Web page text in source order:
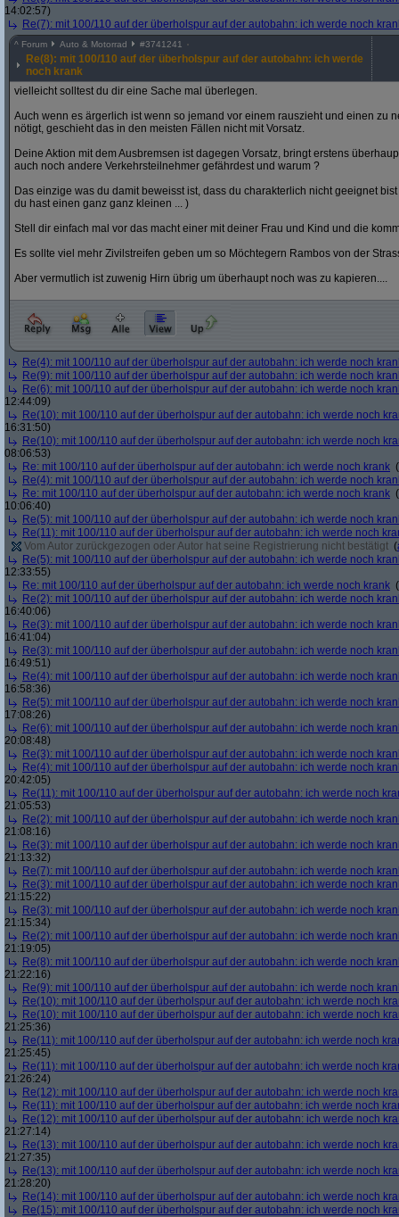
14:02:57)
Re(7): mit 100/110 auf der überholspur auf der autobahn: ich werde noch
^ Forum Auto & Motorrad #3741241
Re(8): mit 100/110 auf der überholspur auf der autobahn: ich werde
noch krank
vielleicht solltest du dir eine Sache mal überlegen.
Auch wenn es ärgerlich ist wenn so jemand vor einem rauszieht und einen zu
nötigt, geschieht das in den meisten Fällen nicht mit Vorsatz.
Deine Aktion mit dem Ausbremsen ist dagegen Vorsatz, bringt erstens
auch noch andere Verkehrsteilnehmer gefährdest und warum ?
Das einzige was du damit beweisst ist, dass du charakterlich nicht geeignet
du hast einen ganz ganz kleinen ... )
Stell dir einfach mal vor das macht einer mit deiner Frau und Kind und die
Es sollte viel mehr Zivilstreifen geben um so Möchtegern Rambos von der
Aber vermutlich ist zuwenig Hirn übrig um überhaupt noch was zu kapieren....
Re(4): mit 100/110 auf der überholspur auf der autobahn: ich werde noch
Re(9): mit 100/110 auf der überholspur auf der autobahn: ich werde noch
Re(6): mit 100/110 auf der überholspur auf der autobahn: ich werde noch
12:44:09)
Re(10): mit 100/110 auf der überholspur auf der autobahn: ich werde noch
16:31:50)
Re(10): mit 100/110 auf der überholspur auf der autobahn: ich werde noch
08:06:53)
Re: mit 100/110 auf der überholspur auf der autobahn: ich werde noch krank (
Re(4): mit 100/110 auf der überholspur auf der autobahn: ich werde noch
Re: mit 100/110 auf der überholspur auf der autobahn: ich werde noch krank (
10:06:40)
Re(5): mit 100/110 auf der überholspur auf der autobahn: ich werde noch
Re(11): mit 100/110 auf der überholspur auf der autobahn: ich werde noch
Vom Autor zurückgezogen oder Autor hat seine Registrierung nicht bestätigt (
Re(5): mit 100/110 auf der überholspur auf der autobahn: ich werde noch
12:33:55)
Re: mit 100/110 auf der überholspur auf der autobahn: ich werde noch krank (
Re(2): mit 100/110 auf der überholspur auf der autobahn: ich werde noch
16:40:06)
Re(3): mit 100/110 auf der überholspur auf der autobahn: ich werde noch
16:41:04)
Re(3): mit 100/110 auf der überholspur auf der autobahn: ich werde noch
16:49:51)
Re(4): mit 100/110 auf der überholspur auf der autobahn: ich werde noch
16:58:36)
Re(5): mit 100/110 auf der überholspur auf der autobahn: ich werde noch
17:08:26)
Re(6): mit 100/110 auf der überholspur auf der autobahn: ich werde noch
20:08:48)
Re(3): mit 100/110 auf der überholspur auf der autobahn: ich werde noch
Re(4): mit 100/110 auf der überholspur auf der autobahn: ich werde noch
20:42:05)
Re(11): mit 100/110 auf der überholspur auf der autobahn: ich werde noch
21:05:53)
Re(2): mit 100/110 auf der überholspur auf der autobahn: ich werde noch
21:08:16)
Re(3): mit 100/110 auf der überholspur auf der autobahn: ich werde noch
21:13:32)
Re(7): mit 100/110 auf der überholspur auf der autobahn: ich werde noch
Re(3): mit 100/110 auf der überholspur auf der autobahn: ich werde noch
21:15:22)
Re(3): mit 100/110 auf der überholspur auf der autobahn: ich werde noch
21:15:34)
Re(2): mit 100/110 auf der überholspur auf der autobahn: ich werde noch
21:19:05)
Re(8): mit 100/110 auf der überholspur auf der autobahn: ich werde noch
21:22:16)
Re(9): mit 100/110 auf der überholspur auf der autobahn: ich werde noch
Re(10): mit 100/110 auf der überholspur auf der autobahn: ich werde noch
Re(10): mit 100/110 auf der überholspur auf der autobahn: ich werde noch
21:25:36)
Re(11): mit 100/110 auf der überholspur auf der autobahn: ich werde noch
21:25:45)
Re(11): mit 100/110 auf der überholspur auf der autobahn: ich werde noch
21:26:24)
Re(12): mit 100/110 auf der überholspur auf der autobahn: ich werde noch
Re(11): mit 100/110 auf der überholspur auf der autobahn: ich werde noch
Re(12): mit 100/110 auf der überholspur auf der autobahn: ich werde noch
21:27:14)
Re(13): mit 100/110 auf der überholspur auf der autobahn: ich werde noch
21:27:35)
Re(13): mit 100/110 auf der überholspur auf der autobahn: ich werde noch
21:28:20)
Re(14): mit 100/110 auf der überholspur auf der autobahn: ich werde noch
Re(15): mit 100/110 auf der überholspur auf der autobahn: ich werde noch